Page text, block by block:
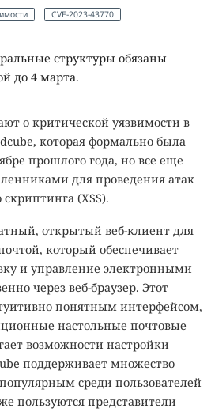
CVE-2023-43770
структуры обязаны
до 4 марта.
о критической уязвимости в
которая формально была
прошлого года, но все еще
для проведения атак
(XSS).
открытый веб-клиент для
который обеспечивает
и управление электронными
через веб-браузер. Этот
понятным интерфейсом,
настольные почтовые
возможности настройки
поддерживает множество
среди пользователей
пользуются представители